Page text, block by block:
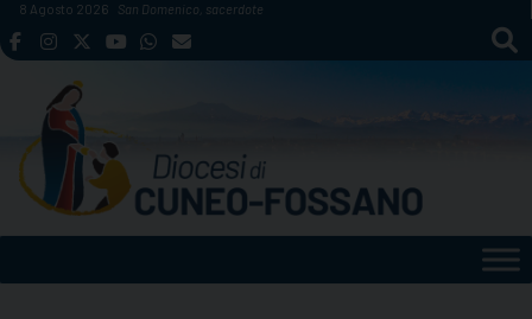
Skip
to
8 Agosto 2026 San Domenico, sacerdote